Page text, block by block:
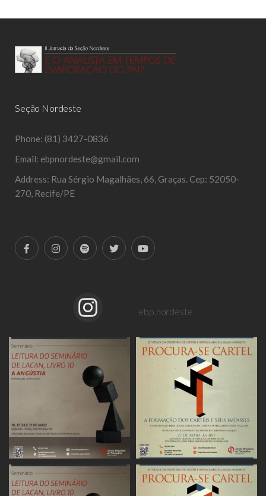
Seção Nordeste
Phone: (81) 3427-0836
Email: ebpnordeste@gmail.com
Address: Rua Sérgio Magalhães, 66, Graças. Cep: 52050-
270, Recife/PE
ebp.nordeste